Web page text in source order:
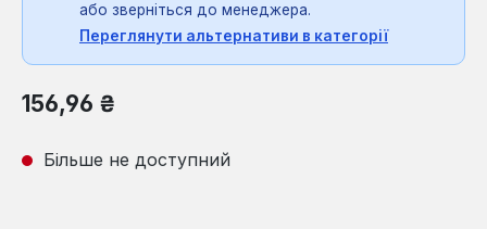
або зверніться до менеджера.
Переглянути альтернативи в категорії
Звичайна ціна:
156,96 ₴
Більше не доступний